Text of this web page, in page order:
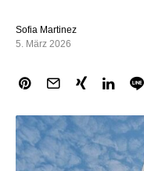
Sofia Martinez
5. März 2026